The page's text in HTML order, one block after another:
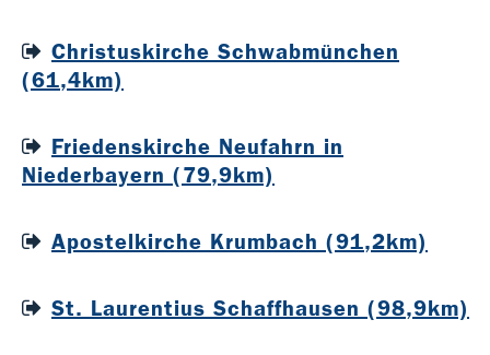
Christuskirche Schwabmünchen
(61,4km)
Friedenskirche Neufahrn in
Niederbayern (79,9km)
Apostelkirche Krumbach (91,2km)
St. Laurentius Schaffhausen (98,9km)